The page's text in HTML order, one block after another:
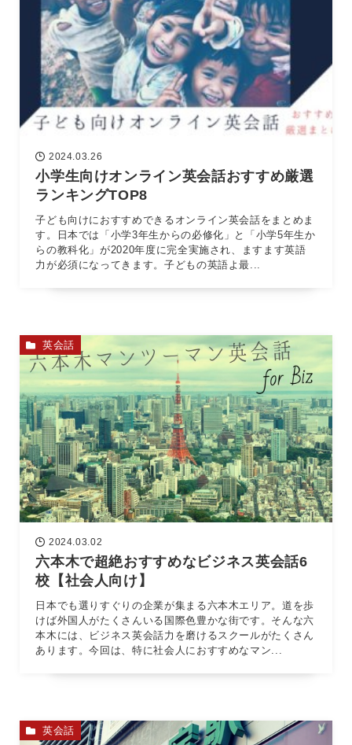
2024.03.26
小学生向けオンライン英会話おすすめ厳選
ランキングTOP8
子ども向けにおすすめできるオンライン英会話をまとめま
す。日本では「小学3年生からの必修化」と「小学5年生か
らの教科化」が2020年度に完全実施され、ますます英語
力が必須になってきます。子どもの英語よ最...
2024.03.02
六本木で超絶おすすめなビジネス英会話6
校【社会人向け】
日本でも選りすぐりの企業が集まる六本木エリア。道を歩
けば外国人がたくさんいる国際色豊かな街です。そんな六
本木には、ビジネス英会話力を磨けるスクールがたくさん
あります。今回は、特に社会人におすすめなマン...
英会話
英会話